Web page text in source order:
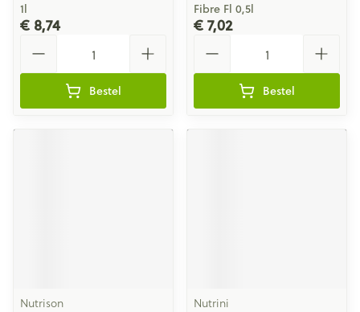
1l
€ 8,74
Bestel
Fibre Fl 0,5l
€ 7,02
Bestel
Nutrison Nutrini